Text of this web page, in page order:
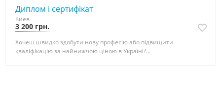
Диплом і сертифікат
Киев
3 200 грн.
Хочеш швидко здобути нову професію або підвищити
кваліфікацію за найнижчою ціною в Україні?...